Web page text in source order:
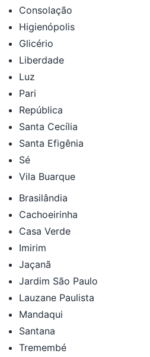
Consolação
Higienópolis
Glicério
Liberdade
Luz
Pari
República
Santa Cecília
Santa Efigênia
Sé
Vila Buarque
Brasilândia
Cachoeirinha
Casa Verde
Imirim
Jaçanã
Jardim São Paulo
Lauzane Paulista
Mandaqui
Santana
Tremembé